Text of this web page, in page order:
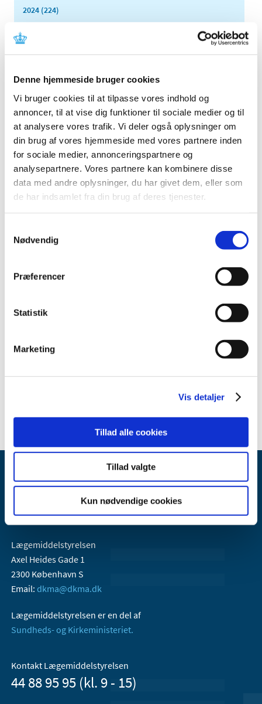
Denne hjemmeside bruger cookies
Vi bruger cookies til at tilpasse vores indhold og
annoncer, til at vise dig funktioner til sociale medier og til
at analysere vores trafik. Vi deler også oplysninger om
din brug af vores hjemmeside med vores partnere inden
for sociale medier, annonceringspartnere og
analysepartnere. Vores partnere kan kombinere disse
data med andre oplysninger, du har givet dem, eller som
de har indsamlet fra din brug af deres tjenester.
Nødvendig
Præferencer
Statistik
Marketing
Vis detaljer
Tillad alle cookies
Tillad valgte
Kun nødvendige cookies
2024 (224)
2022 (197)
2020 (263)
2018 (150)
2017 (167)
2016 (167)
2015 (33)
2014 (44)
2010 (7)
juni (1)
marts (2)
2008 (8)
Lægemiddelstyrelsen
Axel Heides Gade 1
2300 København S
Email: dkma@dkma.dk
Lægemiddelstyrelsen er en del af
Sundheds- og Kirkeministeriet.
Kontakt Lægemiddelstyrelsen
44 88 95 95 (kl. 9 - 15)